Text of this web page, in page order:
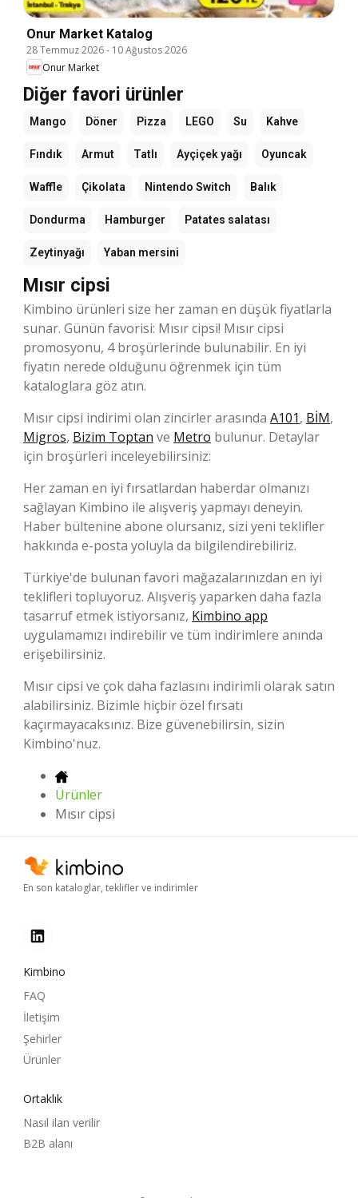
Onur Market Katalog
28 Temmuz 2026- 10 Ağustos 2026
Onur Market
Diğer favori ürünler
Mango Döner Pizza LEGO Su Kahve
Fındık Armut Tatlı Ayçiçek yağı Oyuncak
Waffle Çikolata Nintendo Switch Balık
Dondurma Hamburger Patates salatası
Zeytinyağı Yaban mersini
Mısır cipsi
Kimbino ürünleri size her zaman en düşük fiyatlarla
sunar. Günün favorisi: Mısır cipsi! Mısır cipsi
promosyonu, 4 broşürlerinde bulunabilir. En iyi
fiyatın nerede olduğunu öğrenmek için tüm
kataloglara göz atın.
Mısır cipsi indirimi olan zincirler arasında A101, BİM,
Migros, Bizim Toptan ve Metro bulunur. Detaylar
için broşürleri inceleyebilirsiniz:
Her zaman en iyi fırsatlardan haberdar olmanızı
sağlayan Kimbino ile alışveriş yapmayı deneyin.
Haber bültenine abone olursanız, sizi yeni teklifler
hakkında e-posta yoluyla da bilgilendirebiliriz.
Türkiye'de bulunan favori mağazalarınızdan en iyi
teklifleri topluyoruz. Alışveriş yaparken daha fazla
tasarruf etmek istiyorsanız, Kimbino app
uygulamamızı indirebilir ve tüm indirimlere anında
erişebilirsiniz.
Mısır cipsi ve çok daha fazlasını indirimli olarak satın
alabilirsiniz. Bizimle hiçbir özel fırsatı
kaçırmayacaksınız. Bize güvenebilirsin, sizin
Kimbino'nuz.
Ürünler
Mısır cipsi
En son kataloglar, teklifler ve indirimler
Kimbino
FAQ
İletişim
Şehirler
Ürünler
Ortaklık
Nasıl ilan verilir
B2B alanı